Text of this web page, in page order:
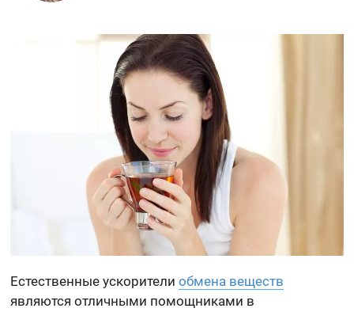
Естественные ускорителиобмена веществ
являются отличными помощниками в